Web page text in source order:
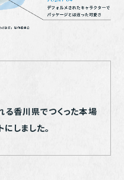
る香川県でつくった本場
しました。